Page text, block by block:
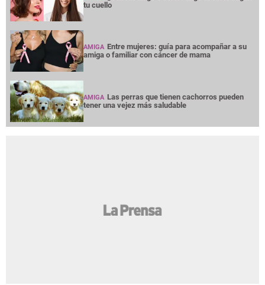
tu cuello
AMIGA Entre mujeres: guía para acompañar a su
amiga o familiar con cáncer de mama
AMIGA Las perras que tienen cachorros pueden
tener una vejez más saludable